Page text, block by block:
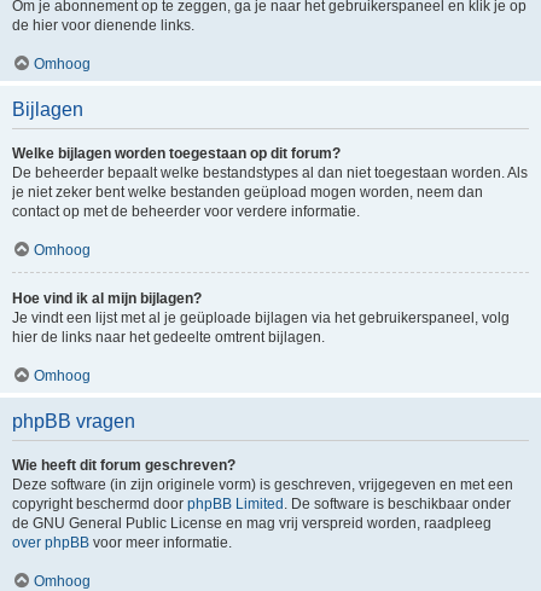
Om je abonnement op te zeggen, ga je naar het gebruikerspaneel en klik je op
de hier voor dienende links.
Omhoog
Bijlagen
Welke bijlagen worden toegestaan op dit forum?
De beheerder bepaalt welke bestandstypes al dan niet toegestaan worden. Als
je niet zeker bent welke bestanden geüpload mogen worden, neem dan
contact op met de beheerder voor verdere informatie.
Omhoog
Hoe vind ik al mijn bijlagen?
Je vindt een lijst met al je geüploade bijlagen via het gebruikerspaneel, volg
hier de links naar het gedeelte omtrent bijlagen.
Omhoog
phpBB vragen
Wie heeft dit forum geschreven?
Deze software (in zijn originele vorm) is geschreven, vrijgegeven en met een
copyright beschermd door phpBB Limited . De software is beschikbaar onder
de GNU General Public License en mag vrij verspreid worden, raadpleeg
over phpBB voor meer informatie.
Omhoog